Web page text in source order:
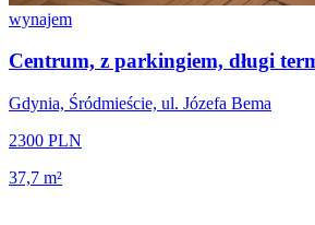
wynajem
Centrum, z parkingiem, długi
Gdynia, Śródmieście, ul. Józefa Bema
2300 PLN
37,7 m²